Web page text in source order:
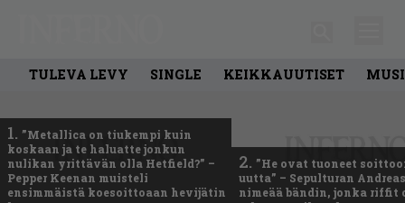
TULEVA LEVY SINGLE KEIKKAUUTISET
1. ”Metallica on tiukempi kuin
koskaan ja te haluatte jonkun
nulikan yrittävän olla Hetfield?” –
Pepper Keenan muisteli
ensimmäistä koesoittoaan hevijätin
2. ”He ovat tuoneet
uutta” – Sepulturan
nimeää bändin, jonka riffit